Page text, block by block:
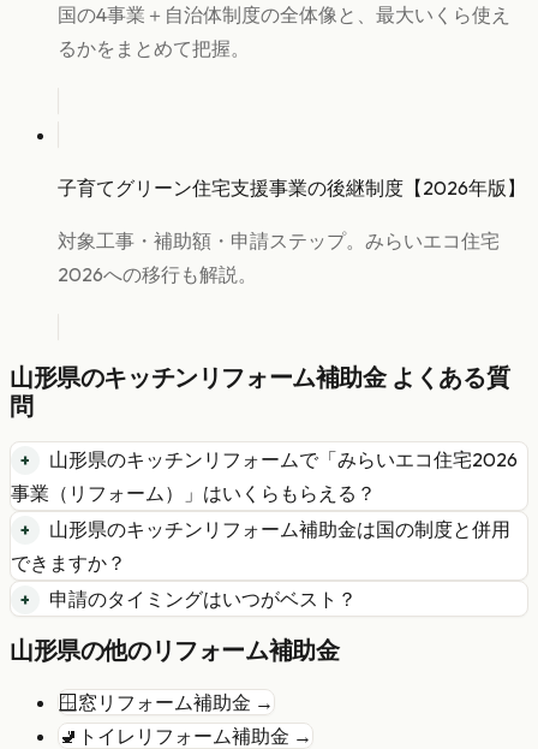
国の4事業＋自治体制度の全体像と、最大いくら使え
るかをまとめて把握。
子育てグリーン住宅支援事業の後継制度【2026年版】
対象工事・補助額・申請ステップ。みらいエコ住宅
2026への移行も解説。
山形県のキッチンリフォーム補助金 よくある質
問
山形県のキッチンリフォームで「みらいエコ住宅2026
事業（リフォーム）
」はいくらもらえる？
山形県のキッチンリフォーム補助金は国の制度と併用
できますか？
申請のタイミングはいつがベスト？
山形県の他のリフォーム補助金
🪟 窓リフォーム補助金 →
🚽 トイレリフォーム補助金 →